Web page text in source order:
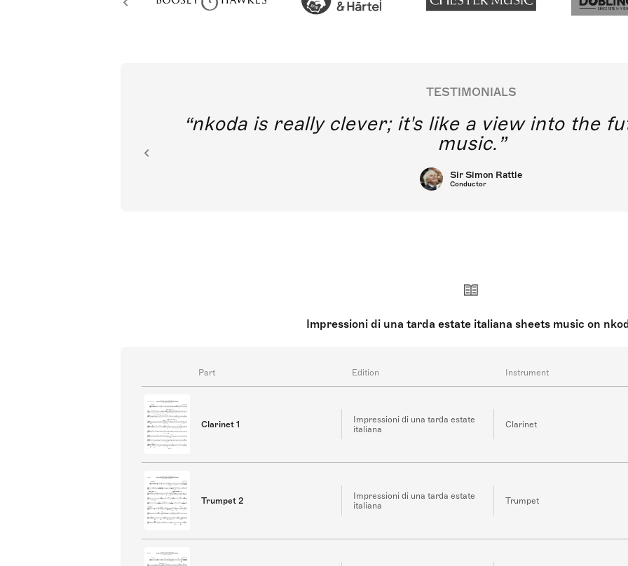
TESTIMONIALS
nkoda is really clever; it's like a view into the
music.
Sir Simon Rattle
Conductor
Impressioni di una tarda estate italiana sheets music on
Part Edition Instrument
Clarinet 1
Impressioni di una tarda estate
italiana
Clarinet
Trumpet 2
Impressioni di una tarda estate
italiana
Trumpet